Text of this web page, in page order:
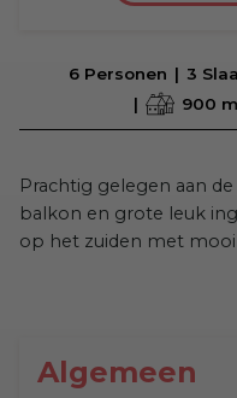
6 Personen 3
900
Prachtig gelegen aan
balkon en grote leuk
op het zuiden met
Algemeen